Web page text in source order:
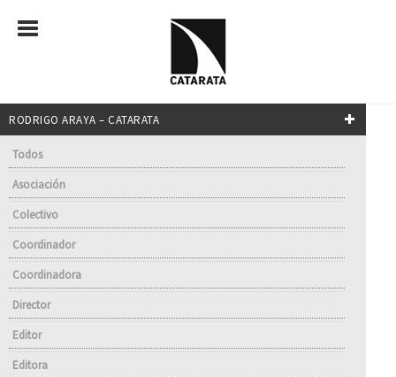
RODRIGO ARAYA – CATARATA
Todos
Asociación
Colectivo
Coordinador
Coordinadora
Director
Editor
Editora